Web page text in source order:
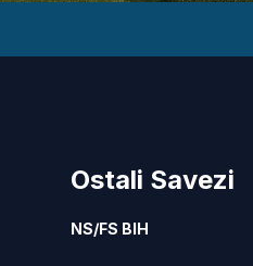
Ostali Savezi
NS/FS BIH